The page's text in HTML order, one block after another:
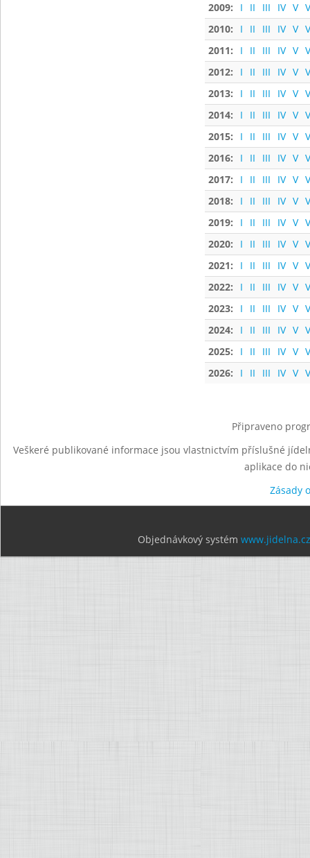
2009:
I II III IV V
2010:
I II III IV V
2011:
I II III IV V
2012:
I II III IV V
2013:
I II III IV V
2014:
I II III IV V
2015:
I II III IV V
2016:
I II III IV V
2017:
I II III IV V
2018:
I II III IV V
2019:
I II III IV V
2020:
I II III IV V
2021:
I II III IV V
2022:
I II III IV V
2023:
I II III IV V
2024:
I II III IV V
2025:
I II III IV V
2026:
I II III IV V
Připraveno
Veškeré publikované informace jsou vlastnictvím příslušné
aplikace do
Zásady
Objednávkový systém www.jidelna.cz